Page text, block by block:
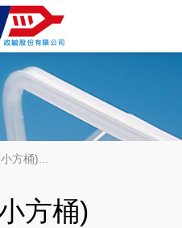
方桶)...
方桶)